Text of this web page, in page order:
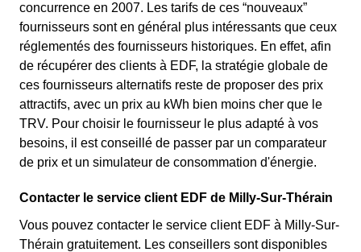
concurrence en 2007. Les tarifs de ces “nouveaux”
fournisseurs sont en général plus intéressants que ceux
réglementés des fournisseurs historiques. En effet, afin
de récupérer des clients à EDF, la stratégie globale de
ces fournisseurs alternatifs reste de proposer des prix
attractifs, avec un prix au kWh bien moins cher que le
TRV. Pour choisir le fournisseur le plus adapté à vos
besoins, il est conseillé de passer par un comparateur
de prix et un simulateur de consommation d'énergie.
Contacter le service client EDF de Milly-Sur-Thérain
Vous pouvez contacter le service client EDF à Milly-Sur-
Thérain gratuitement. Les conseillers sont disponibles